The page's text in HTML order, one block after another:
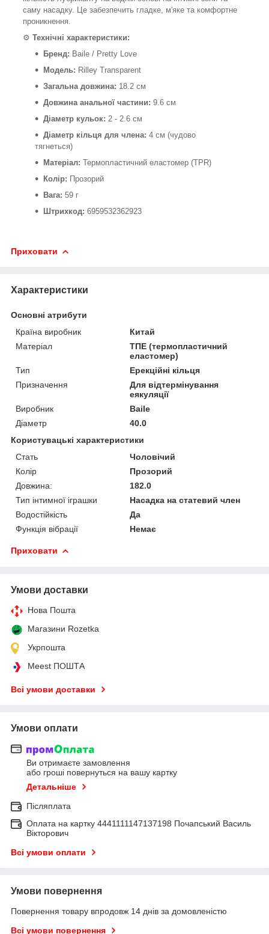
саму насадку. Це забезпечить гладке, м'яке та комфортне
проникнення.
⚙️ Технічні характеристики:
Бренд: Baile / Pretty Love
Модель: Rilley Transparent
Загальна довжина: 18.2 см
Довжина анальної частини: 9.6 см
Діаметр кульок: 2 - 2.6 см
Діаметр кільця для члена: 4 см (чудово
тягнеться)
Матеріал: Термопластичний еластомер (TPR)
Колір: Прозорий
Вага: 59 г
Штрихкод: 6959532362923
Приховати
Характеристики
Основні атрибути
Країна виробник
Китай
Матеріал
ТПЕ (термопластичний
еластомер)
Тип
Ерекційні кільця
Призначення
Для відтермінування
еякуляції
Виробник
Baile
Діаметр
40.0
Користувацькі характеристики
Стать
Чоловічий
Колір
Прозорий
Довжина:
182.0
Тип інтимної іграшки
Насадка на статевий член
Водостійкість
Да
Функція вібрації
Немає
Приховати
Умови доставки
Нова Пошта
Магазини Rozetka
Укрпошта
Meest ПОШТА
Всі умови доставки
Умови оплати
Ви отримаєте замовлення
або гроші повернуться на вашу картку
Детальніше
Післяплата
Оплата на картку 4441111147137198 Почапський Василь
Вікторович
Всі умови оплати
Умови повернення
Повернення товару впродовж 14 днів за домовленістю
Всі умови повернення